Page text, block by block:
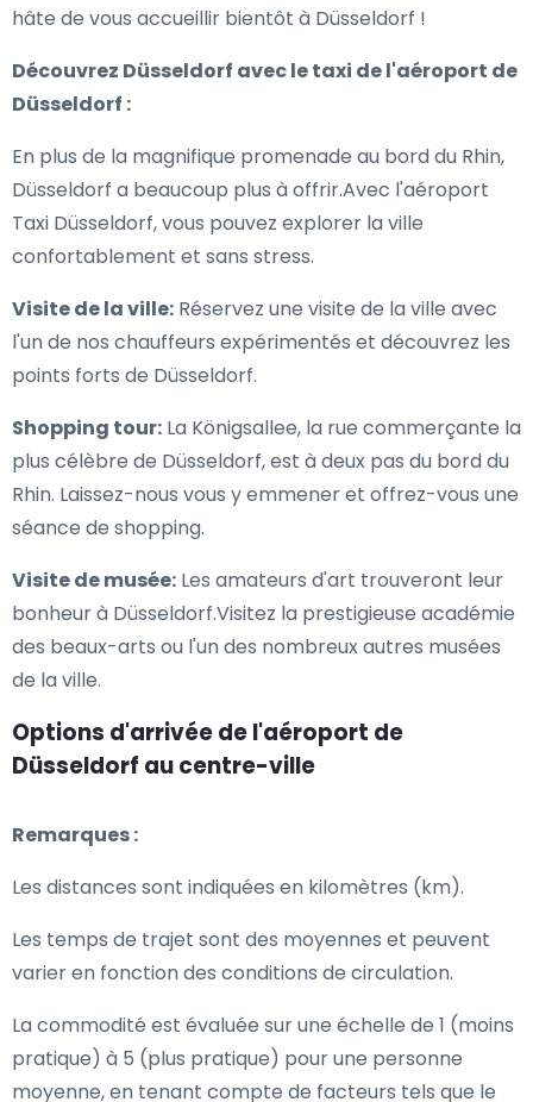
hâte de vous accueillir bientôt à Düsseldorf !
Découvrez Düsseldorf avec le taxi de l'aéroport de
Düsseldorf :
En plus de la magnifique promenade au bord du Rhin,
Düsseldorf a beaucoup plus à offrir.Avec l'aéroport
Taxi Düsseldorf, vous pouvez explorer la ville
confortablement et sans stress.
Visite de la ville: Réservez une visite de la ville avec
l'un de nos chauffeurs expérimentés et découvrez les
points forts de Düsseldorf.
Shopping tour: La Königsallee, la rue commerçante la
plus célèbre de Düsseldorf, est à deux pas du bord du
Rhin. Laissez-nous vous y emmener et offrez-vous une
séance de shopping.
Visite de musée: Les amateurs d'art trouveront leur
bonheur à Düsseldorf.Visitez la prestigieuse académie
des beaux-arts ou l'un des nombreux autres musées
de la ville.
Options d'arrivée de l'aéroport de
Düsseldorf au centre-ville
Remarques :
Les distances sont indiquées en kilomètres (km).
Les temps de trajet sont des moyennes et peuvent
varier en fonction des conditions de circulation.
La commodité est évaluée sur une échelle de 1 (moins
pratique) à 5 (plus pratique) pour une personne
moyenne, en tenant compte de facteurs tels que le